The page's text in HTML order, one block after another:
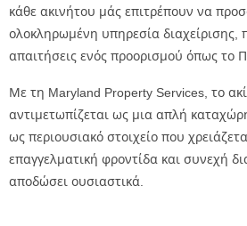
κάθε ακινήτου μάς επιτρέπουν να
ολοκληρωμένη υπηρεσία διαχείρισης,
απαιτήσεις ενός προορισμού όπως το
Με τη Maryland Property Services, το
αντιμετωπίζεται ως μια απλή
ως περιουσιακό στοιχείο που
επαγγελματική φροντίδα και συνεχή
αποδώσει ουσιαστικά.